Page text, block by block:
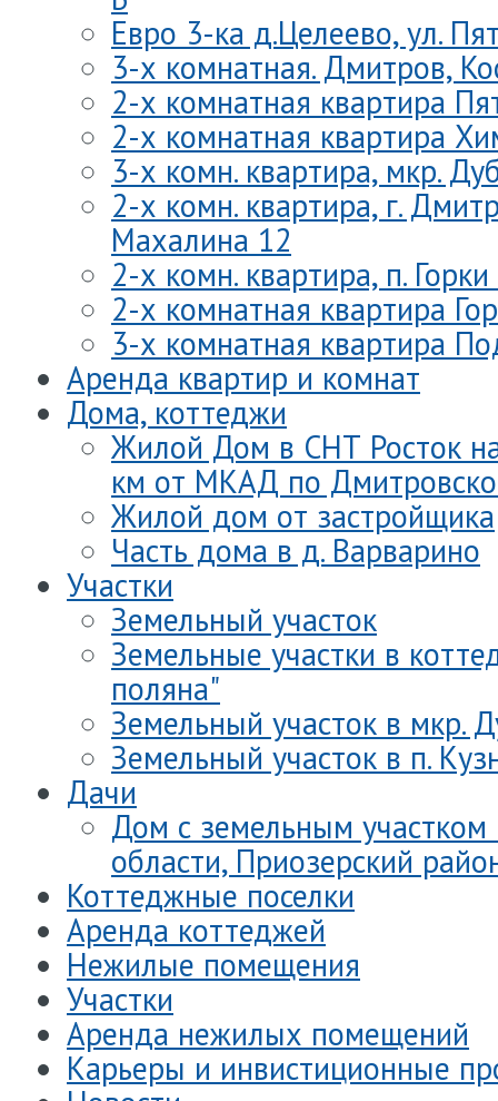
Евро 3-ка д.Целеево, ул.
3-х комнатная. Дмитров,
2-х комнатная квартира
2-х комнатная квартира
3-х комн. квартира, мкр.
2-х комн. квартира, г.
Махалина 12
2-х комн. квартира, п.
2-х комнатная квартира
3-х комнатная квартира
Аренда квартир и комнат
Дома, коттеджи
Жилой Дом в СНТ Росток на
км от МКАД по
Жилой дом от застройщика
Часть дома в д. Варварино
Участки
Земельный участок
Земельные участки в
поляна"
Земельный участок в мкр.
Земельный участок в п.
Дачи
Дом с земельным участком
области, Приозерский
Коттеджные поселки
Аренда коттеджей
Нежилые помещения
Участки
Аренда нежилых помещений
Карьеры и инвистиционные